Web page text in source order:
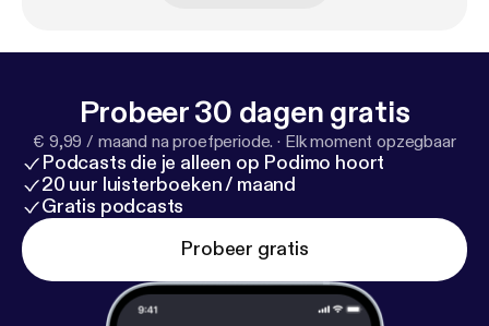
Probeer 30 dagen gratis
€ 9,99 / maand na proefperiode. · Elk moment opzegbaar
Podcasts die je alleen op Podimo hoort
20 uur luisterboeken / maand
Gratis podcasts
Probeer gratis